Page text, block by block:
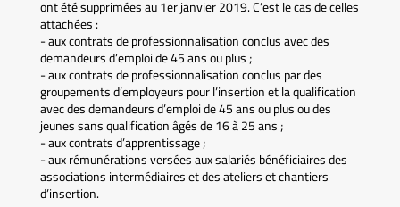
ont été supprimées au 1er janvier 2019. C’est le cas de celles
attachées :
- aux contrats de professionnalisation conclus avec des
demandeurs d’emploi de 45 ans ou plus ;
- aux contrats de professionnalisation conclus par des
groupements d’employeurs pour l’insertion et la qualification
avec des demandeurs d’emploi de 45 ans ou plus ou des
jeunes sans qualification âgés de 16 à 25 ans ;
- aux contrats d’apprentissage ;
- aux rémunérations versées aux salariés bénéficiaires des
associations intermédiaires et des ateliers et chantiers
d’insertion.